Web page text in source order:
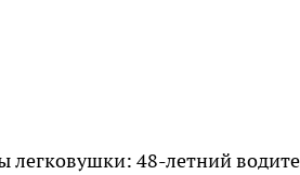
легковушки: 48-летний